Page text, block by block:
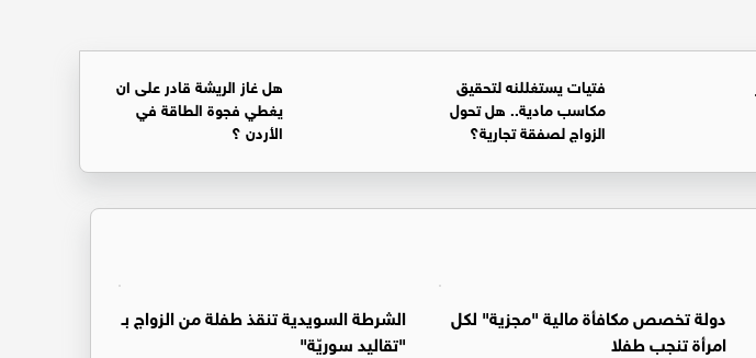
فتيات يستغللنه لتحقيق
مكاسب مادية.. هل تحول
الزواج لصفقة تجارية؟
هل غاز الريشة قادر على ان
يغطي فجوة الطاقة في
الأردن ؟
دولة تخصص مكافأة مالية "مجزية" لكل
امرأة تنجب طفلا
الشرطة السويدية تنقذ طفلة من الزواج بـ
"تقاليد سوريّة"